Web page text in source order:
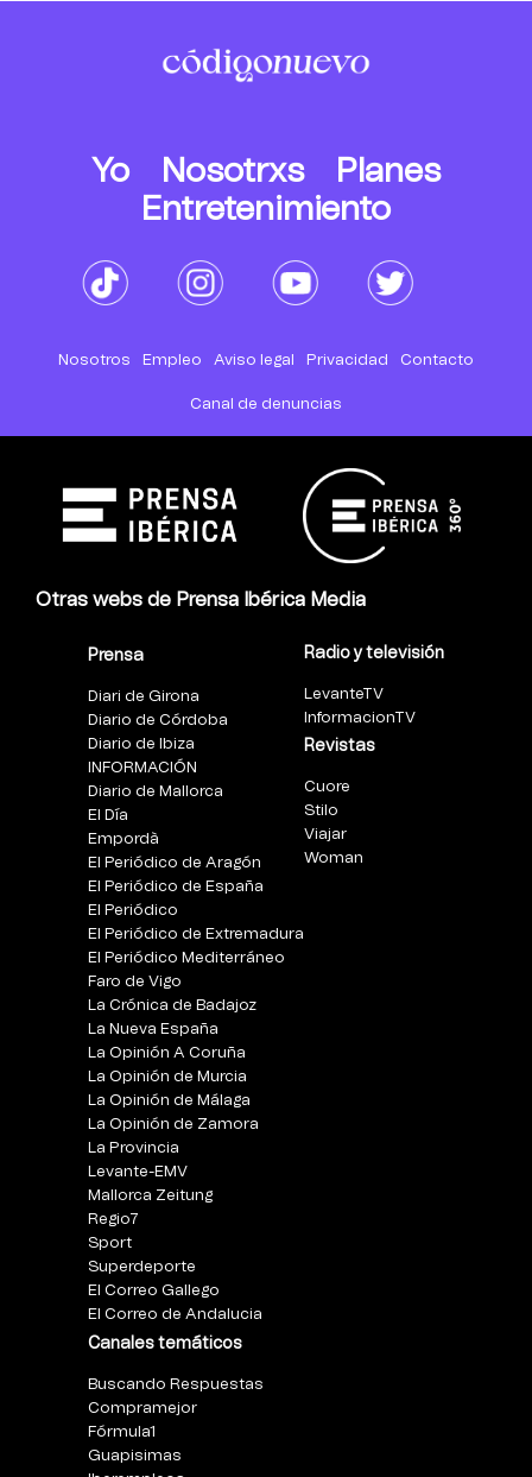
Yo Nosotrxs
Planes
Entretenimiento
Nosotros Empleo Aviso legal Privacidad Contacto
Canal de denuncias
Otras webs de Prensa Ibérica Media
Prensa
Diari de Girona
Diario de Córdoba
Diario de Ibiza
INFORMACIÓN
Diario de Mallorca
El Día
Empordà
El Periódico de Aragón
El Periódico de España
El Periódico
El Periódico de Extremadura
El Periódico Mediterráneo
Faro de Vigo
La Crónica de Badajoz
La Nueva España
La Opinión A Coruña
La Opinión de Murcia
La Opinión de Málaga
La Opinión de Zamora
La Provincia
Levante-EMV
Mallorca Zeitung
Regio7
Sport
Superdeporte
El Correo Gallego
El Correo de Andalucia
Canales temáticos
Buscando Respuestas
Compramejor
Fórmula1
Guapisimas
Radio y televisión
LevanteTV
InformacionTV
Revistas
Cuore
Stilo
Viajar
Woman